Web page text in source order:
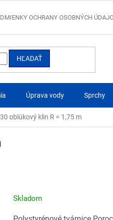
OCHRANY OSOBNÝCH
HĽADAŤ
Úprava vody Sprchy
oblúkový klin R = 1,75 m
Skladom